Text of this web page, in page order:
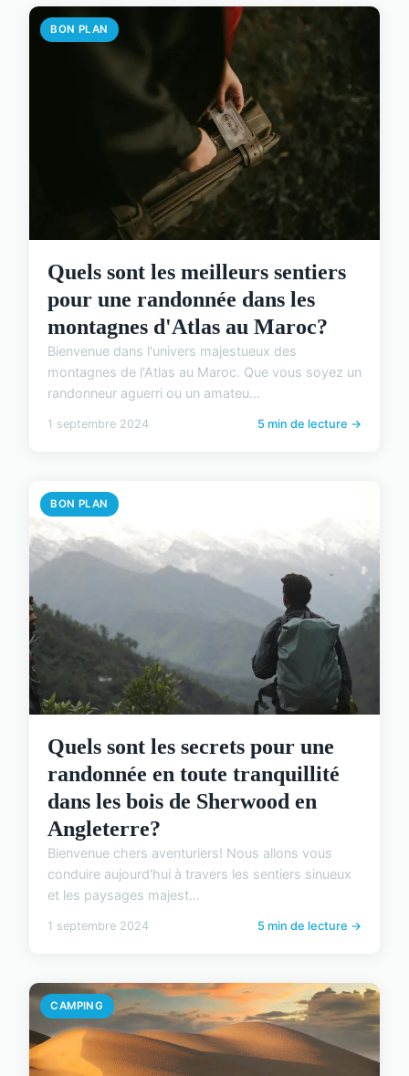
BON PLAN
Quels sont les meilleurs sentiers
pour une randonnée dans les
montagnes d'Atlas au Maroc?
Bienvenue dans l'univers majestueux des
montagnes de l'Atlas au Maroc. Que vous soyez un
randonneur aguerri ou un amateu...
1 septembre 2024 5 min de lecture →
BON PLAN
Quels sont les secrets pour une
randonnée en toute tranquillité
dans les bois de Sherwood en
Angleterre?
Bienvenue chers aventuriers! Nous allons vous
conduire aujourd'hui à travers les sentiers sinueux
et les paysages majest...
1 septembre 2024 5 min de lecture →
CAMPING